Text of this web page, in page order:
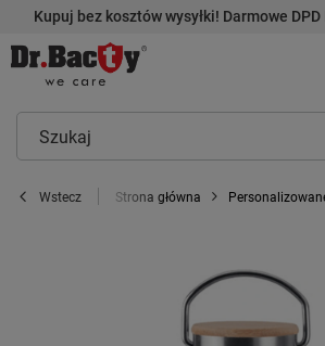
Kupuj bez kosztów wysyłki! Darmowe DPD
Wstecz Strona główna